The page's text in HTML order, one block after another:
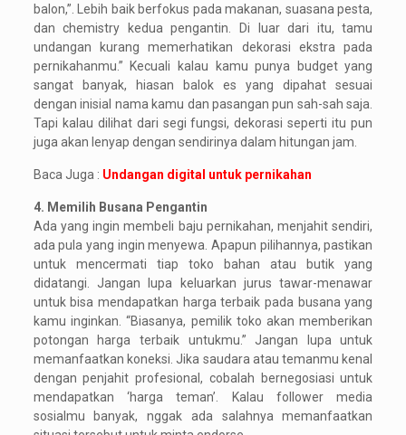
balon,”. Lebih baik berfokus pada makanan, suasana pesta,
dan chemistry kedua pengantin. Di luar dari itu, tamu
undangan kurang memerhatikan dekorasi ekstra pada
pernikahanmu.” Kecuali kalau kamu punya budget yang
sangat banyak, hiasan balok es yang dipahat sesuai
dengan inisial nama kamu dan pasangan pun sah-sah saja.
Tapi kalau dilihat dari segi fungsi, dekorasi seperti itu pun
juga akan lenyap dengan sendirinya dalam hitungan jam.
Baca Juga : Undangan digital untuk pernikahan
4. Memilih Busana Pengantin
Ada yang ingin membeli baju pernikahan, menjahit sendiri,
ada pula yang ingin menyewa. Apapun pilihannya, pastikan
untuk mencermati tiap toko bahan atau butik yang
didatangi. Jangan lupa keluarkan jurus tawar-menawar
untuk bisa mendapatkan harga terbaik pada busana yang
kamu inginkan. “Biasanya, pemilik toko akan memberikan
potongan harga terbaik untukmu.” Jangan lupa untuk
memanfaatkan koneksi. Jika saudara atau temanmu kenal
dengan penjahit profesional, cobalah bernegosiasi untuk
mendapatkan ‘harga teman’. Kalau follower media
sosialmu banyak, nggak ada salahnya memanfaatkan